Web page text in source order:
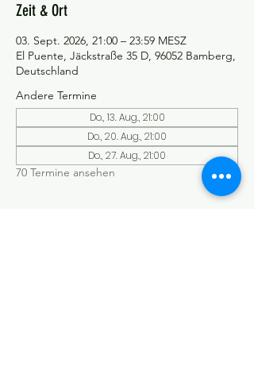
Zeit & Ort
03. Sept. 2026, 21:00 – 23:59 MESZ
El Puente, Jäckstraße 35 D, 96052 Bamberg,
Deutschland
Andere Termine
Do., 13. Aug., 21:00
Do., 20. Aug., 21:00
Do., 27. Aug., 21:00
70 Termine ansehen